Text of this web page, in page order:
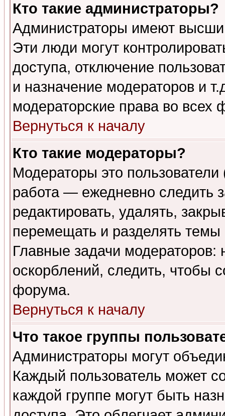
Кто такие администраторы?
Администраторы имеют
Эти люди могут
доступа, отключение
и назначение модераторов и
модераторские права во всех
Вернуться к началу
Кто такие модераторы?
Модераторы это
работа — ежедневно следить
редактировать, удалять,
перемещать и разделять
Главные задачи
оскорблений, следить, чтобы
форума.
Вернуться к началу
Что такое группы
Администраторы могут
Каждый пользователь может
каждой группе могут быть